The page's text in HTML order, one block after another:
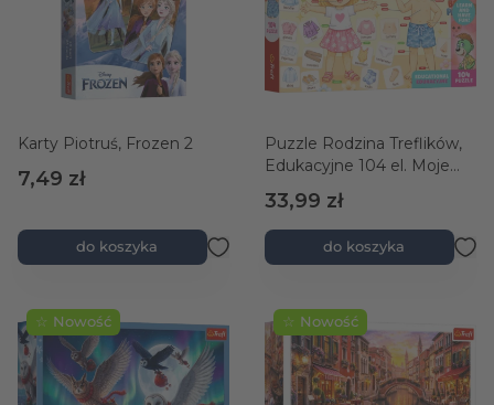
Karty Piotruś, Frozen 2
7,49 zł
do koszyka
Puzzle Rodzina Treflików,
Edukacyjne 104 el. Moje
ciało i ubrania / Body parts
& clothes
33,99 zł
do koszyka
☆ Nowość ☆ Nowość